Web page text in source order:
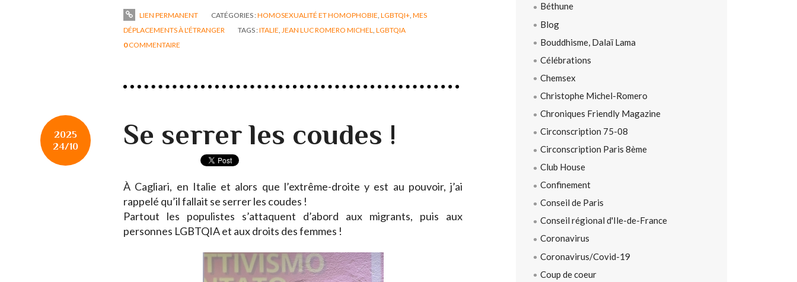
LIEN PERMANENT CATÉGORIES :HOMOSEXUALITÉ ET HOMOPHOBIE, LGBTQI+, MES
DÉPLACEMENTS À L'ÉTRANGER
TAGS :ITALIE, JEAN LUC ROMERO MICHEL, LGBTQIA
0COMMENTAIRE
2025
24/10
Se serrer les coudes !
À Cagliari, en Italie et alors que l’extrême-droite y est au pouvoir, j’ai
rappelé qu’il fallait se serrer les coudes !
Partout les populistes s’attaquent d’abord aux migrants, puis aux
personnes LGBTQIA et aux droits des femmes !
Béthune
Blog
Bouddhisme, Dalaï Lama
Célébrations
Chemsex
Christophe Michel-Romero
Chroniques Friendly Magazine
Circonscription 75-08
Circonscription Paris 8ème
Club House
Confinement
Conseil de Paris
Conseil régional d'Ile-de-France
Coronavirus
Coronavirus/Covid-19
Coup de coeur